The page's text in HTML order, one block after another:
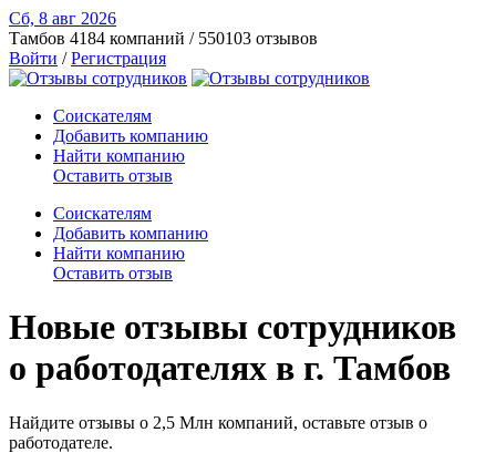
Сб, 8 авг 2026
Тамбов 4184 компаний / 550103 отзывов
Войти /Регистрация
Соискателям
Добавить компанию
Найти компанию
Оставить отзыв
Соискателям
Добавить компанию
Найти компанию
Оставить отзыв
Новые отзывы сотрудников
о работодателях в г. Тамбов
Найдите отзывы о 2,5 Млн компаний, оставьте отзыв о
работодателе.